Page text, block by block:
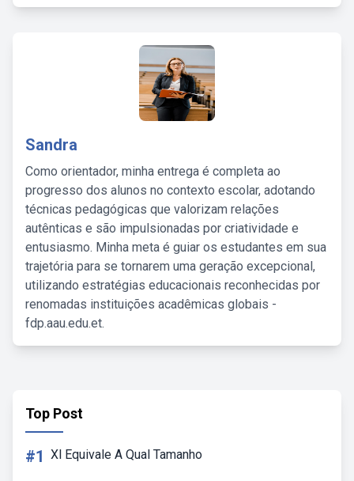
Sandra
Como orientador, minha entrega é completa ao
progresso dos alunos no contexto escolar, adotando
técnicas pedagógicas que valorizam relações
autênticas e são impulsionadas por criatividade e
entusiasmo. Minha meta é guiar os estudantes em sua
trajetória para se tornarem uma geração excepcional,
utilizando estratégias educacionais reconhecidas por
renomadas instituições acadêmicas globais -
fdp.aau.edu.et.
Top Post
#1 Xl Equivale A Qual Tamanho